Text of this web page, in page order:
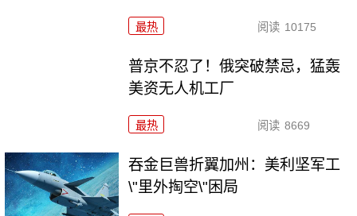
最热 阅读 10175
普京不忍了！俄突破禁忌，猛轰
美资无人机工厂
最热 阅读 8669
吞金巨兽折翼加州：美利坚军工
\"里外掏空\"困局